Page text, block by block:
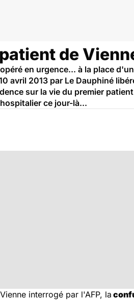
de
en urgence... à la place
avril 2013 par Le Dauphiné
sur la vie du premier
ce jour-là...
interrogé par l'AFP, la